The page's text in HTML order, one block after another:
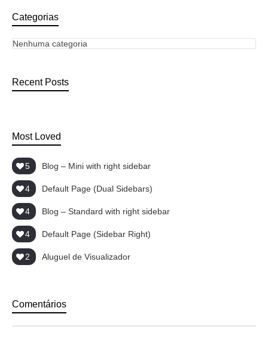
Categorias
Nenhuma categoria
Recent Posts
Most Loved
5 Blog – Mini with right sidebar
4 Default Page (Dual Sidebars)
4 Blog – Standard with right sidebar
4 Default Page (Sidebar Right)
2 Aluguel de Visualizador
Comentários